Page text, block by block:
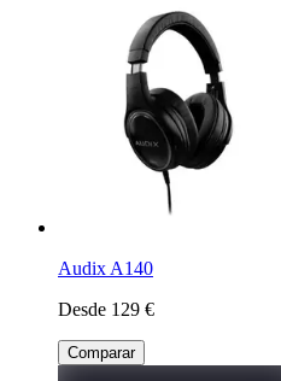
Audix A140
Desde 129 €
Comparar